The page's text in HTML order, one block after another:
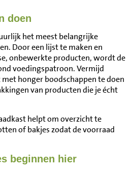
doen
het meest belangrijke
Door een lijst te maken en
onbewerkte producten, wordt de
voedingspatroon. Vermijd
honger boodschappen te doen
van producten die je écht
helpt om overzicht te
of bakjes zodat de voorraad
beginnen hier